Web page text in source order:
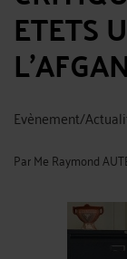
ETETS
Evènement/
ParMe Raymond